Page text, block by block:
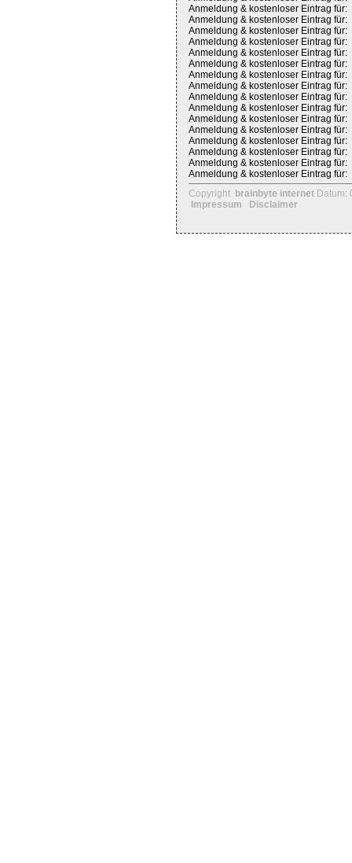
Anmeldung & kostenloser Eintrag für:
Anmeldung & kostenloser Eintrag für:
Anmeldung & kostenloser Eintrag für:
Anmeldung & kostenloser Eintrag für:
Anmeldung & kostenloser Eintrag für:
Anmeldung & kostenloser Eintrag für:
Anmeldung & kostenloser Eintrag für:
Anmeldung & kostenloser Eintrag für:
Anmeldung & kostenloser Eintrag für:
Anmeldung & kostenloser Eintrag für:
Anmeldung & kostenloser Eintrag für:
Anmeldung & kostenloser Eintrag für:
Anmeldung & kostenloser Eintrag für:
Anmeldung & kostenloser Eintrag für:
Anmeldung & kostenloser Eintrag für:
Anmeldung & kostenloser Eintrag für:
Copyright brainbyte internet Datum:
Impressum
Disclaimer